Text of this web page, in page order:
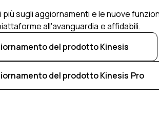
più sugli aggiornamenti e le nuove
all'avanguardia e affidabili.
del prodotto Kinesis
del prodotto Kinesis Pro